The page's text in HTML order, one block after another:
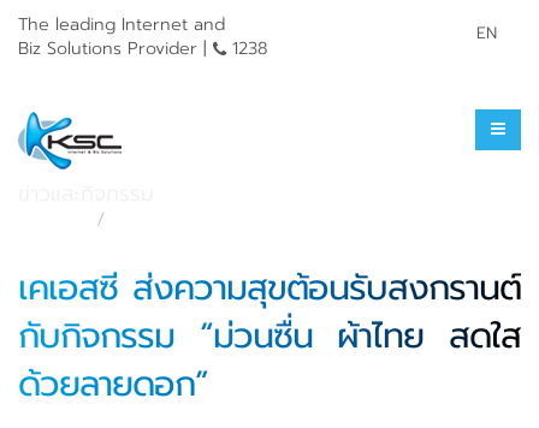
The leading Internet and
Biz Solutions Provider |
1238
EN
ข่าวประชาสัมพันธ์
เคเอสซี ส่งความสุขต้อนรับสงกรานต์
กับกิจกรรม “ม่วนซื่น ผ้าไทย สดใส
ด้วยลายดอก”